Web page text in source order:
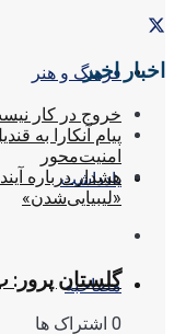
فرهنگ و هنر
یادداشت
مصاحبه
اخبار اخیر
خروج در کار
پیام آنکارا به
امنیت‌محور
هشدار درباره
«لیبیایی‌شدن»
گلستان
0 اشتراک ها